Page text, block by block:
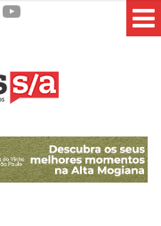
YouTube